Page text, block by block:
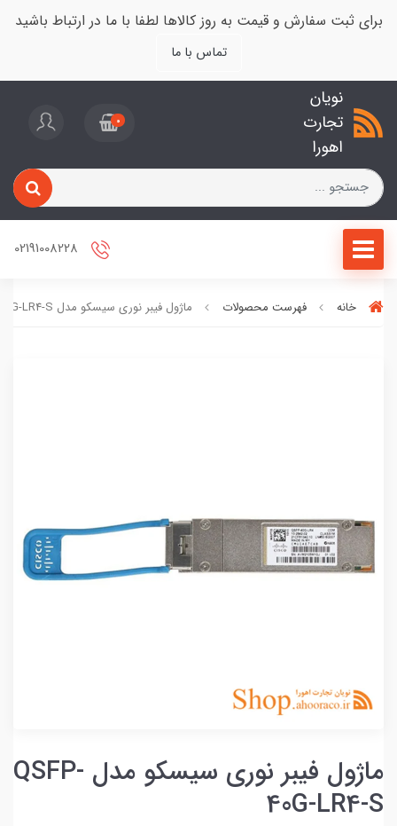
برای ثبت سفارش و قیمت به روز کالاها لطفا با ما در ارتباط باشید
تماس با ما
نویان
تجارت
اهورا
0
خانه فهرست محصولات ماژول فیبر نوری سیسکو مدل QSFP-40G-LR4-S
ماژول فیبر نوری سیسکو مدل QSFP-
40G-LR4-S